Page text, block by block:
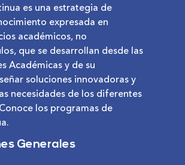
es una estrategia de
expresada en
académicos, no
que se desarrollan desde las
Académicas y de su
soluciones innovadoras y
necesidades de los diferentes
los programas de
Generales